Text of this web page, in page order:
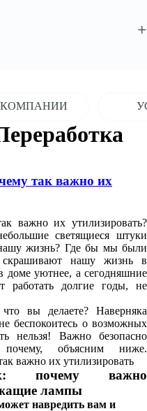
так важно их
важно их утилизировать?
светящиеся штуки
жизнь? Где бы мы были
нашу жизнь в
доме уютнее, а сегодняшние
работать долгие годы, не
вы делаете? Наверняка
беспокоитесь о возможных
нельзя! Важно безопасно
объясним ниже.
почему важно
лампы
навредить вам и